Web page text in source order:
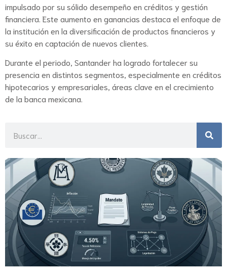
impulsado por su sólido desempeño en créditos y gestión
financiera. Este aumento en ganancias destaca el enfoque de
la institución en la diversificación de productos financieros y
su éxito en captación de nuevos clientes.
Durante el periodo, Santander ha logrado fortalecer su
presencia en distintos segmentos, especialmente en créditos
hipotecarios y empresariales, áreas clave en el crecimiento
de la banca mexicana.